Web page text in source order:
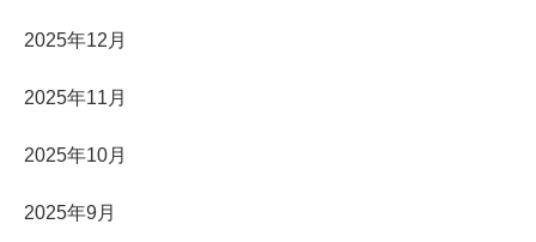
2025年12月
2025年11月
2025年10月
2025年9月